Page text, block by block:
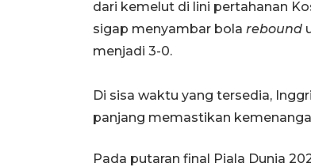
dari kemelut di lini pertahanan
sigap menyambar bola rebound
menjadi 3-0.
Di sisa waktu yang tersedia,
panjang memastikan
Pada putaran final Piala Dunia